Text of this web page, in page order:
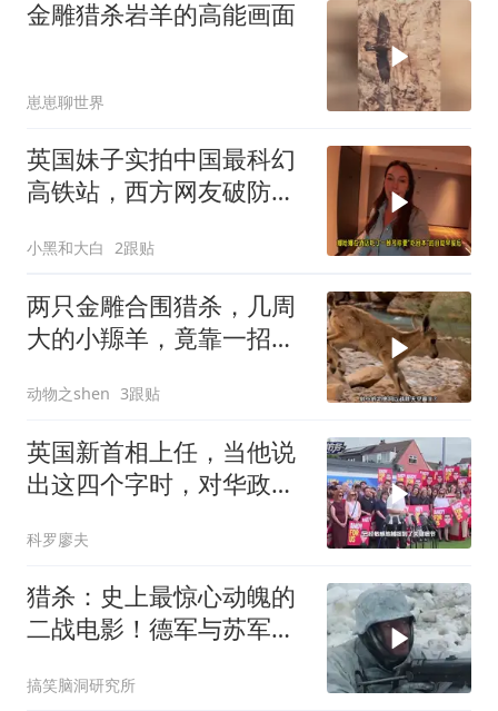
金雕猎杀岩羊的高能画面
崽崽聊世界
英国妹子实拍中国最科幻
高铁站，西方网友破防：
小黑和大白 2跟贴
两只金雕合围猎杀，几周
大的小羱羊，竟靠一招死
动物之shen 3跟贴
英国新首相上任，当他说
出这四个字时，对华政策
科罗廖夫
猎杀：史上最惊心动魄的
二战电影！德军与苏军坦
搞笑脑洞研究所